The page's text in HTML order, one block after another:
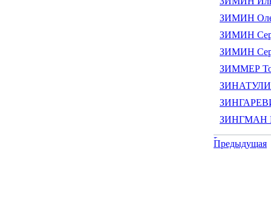
ЗИМИН
ЗИМИН
ЗИМИН
ЗИММЕР
ЗИНГМАН
Предыдущая